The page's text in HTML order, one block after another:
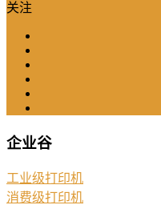
关注
企业谷
工业级打印机
消费级打印机